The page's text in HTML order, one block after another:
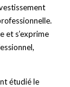
et s’exprime
étudié le